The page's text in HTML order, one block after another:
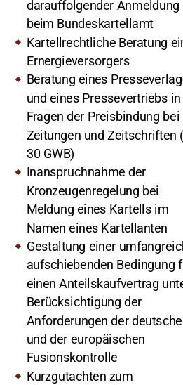
darauffolgender Anmeldung
beim Bundeskartellamt
Kartellrechtliche Beratung
Ernergieversorgers
Beratung eines
und eines Pressevertriebs in
Fragen der Preisbindung bei
Zeitungen und Zeitschriften
30 GWB)
Inanspruchnahme der
Kronzeugenregelung bei
Meldung eines Kartells im
Namen eines Kartellanten
Gestaltung einer
aufschiebenden Bedingung
einen Anteilskaufvertrag
Berücksichtigung der
Anforderungen der
und der europäischen
Fusionskontrolle
Kurzgutachten zum